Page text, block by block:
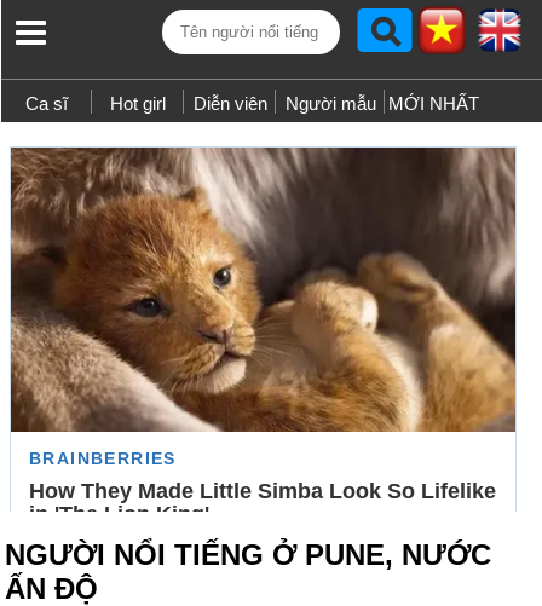
Ca sĩ Hot girl Diễn viên Người mẫu MỚI NHẤT
NGƯỜI NỔI TIẾNG Ở PUNE, NƯỚC
ẤN ĐỘ